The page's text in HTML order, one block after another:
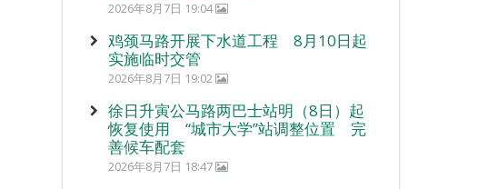
2026年8月7日 19:04
鸡颈马路开展下水道工程 8月10日起
实施临时交管
2026年8月7日 19:02
徐日升寅公马路两巴士站明（8日）起
恢复使用 “城市大学”站调整位置 完
善候车配套
2026年8月7日 18:47